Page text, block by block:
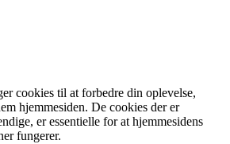
cookies til at forbedre din oplevelse,
hjemmesiden. De cookies der er
er essentielle for at hjemmesidens
fungerer.